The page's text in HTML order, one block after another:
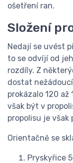
ošetření ran.
Složení
Nedají se uvést
to se odvíjí od
rozdíly. Z
dostat
prokázalo 120
však být v
propolisu je
Orientačně se
Pryskyřice